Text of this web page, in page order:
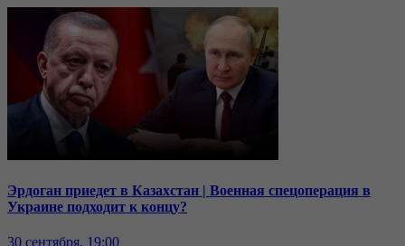
Эрдоган приедет в Казахстан | Военная спецоперация в
Украине подходит к концу?
30 сентября, 19:00